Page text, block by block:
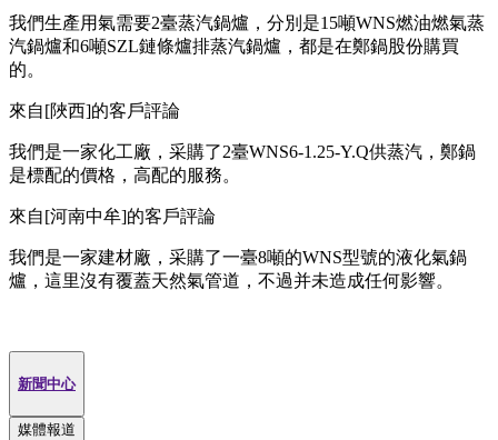
我們生產用氣需要2臺蒸汽鍋爐，分別是15噸WNS燃油燃氣蒸
汽鍋爐和6噸SZL鏈條爐排蒸汽鍋爐，都是在鄭鍋股份購買
的。
來自[陜西]的客戶評論
我們是一家化工廠，采購了2臺WNS6-1.25-Y.Q供蒸汽，鄭鍋
是標配的價格，高配的服務。
來自[河南中牟]的客戶評論
我們是一家建材廠，采購了一臺8噸的WNS型號的液化氣鍋
爐，這里沒有覆蓋天然氣管道，不過并未造成任何影響。
新聞中心
媒體報道